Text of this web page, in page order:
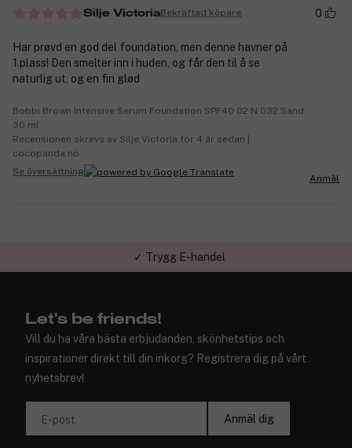
Silje VictoriaBekräftad köpare 0
Har prøvd en god del foundation, men denne havner på
1.plass! Den smelter inn i huden, og får den til å se
naturlig ut, og en fin glød
Bobbi Brown Intensive Serum Foundation SPF40 02 N 032 Sand
30 ml
Recensionen skrevs av Silje Victoria för 4 år sedan |
cocopanda.no
Se översättning
Anmäl
✓ Trygg E-handel
Let's be friends!
Vill du ha våra bästa erbjudanden, skönhetstips och
inspirationer direkt till din inkorg? Registrera dig på vårt
nyhetsbrev!
E-post Anmäl dig